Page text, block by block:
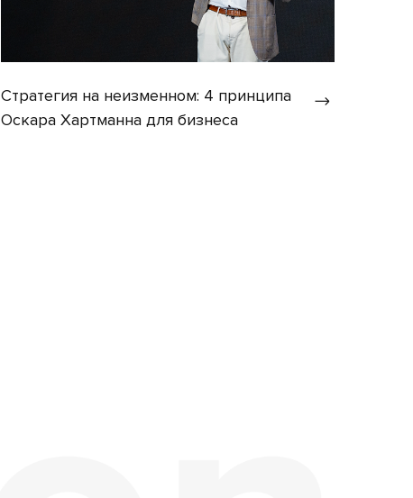
Стратегия на неизменном: 4 принципа
Оскара Хартманна для бизнеса